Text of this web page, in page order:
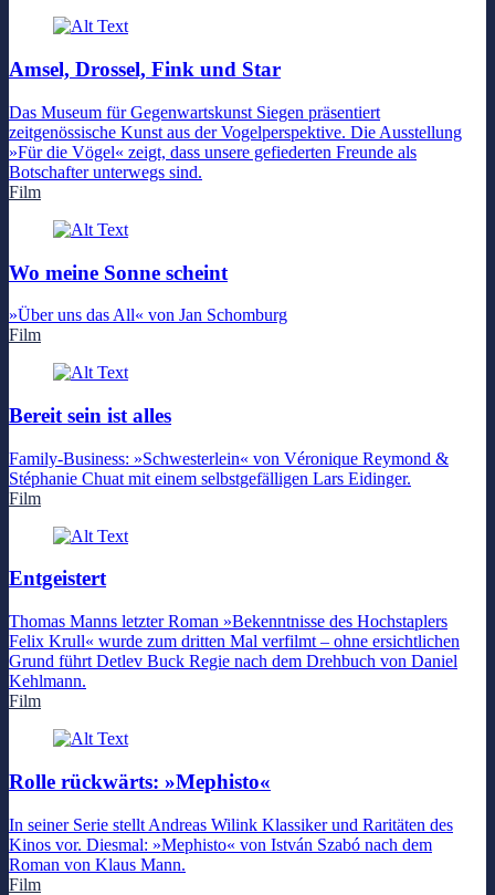
Amsel, Drossel, Fink und Star
Das Museum für Gegenwartskunst Siegen präsentiert
zeitgenössische Kunst aus der Vogelperspektive. Die Ausstellung
»Für die Vögel« zeigt, dass unsere gefiederten Freunde als
Botschafter unterwegs sind.
Film
Wo meine Sonne scheint
»Über uns das All« von Jan Schomburg
Film
Bereit sein ist alles
Family-Business: »Schwesterlein« von Véronique Reymond &
Stéphanie Chuat mit einem selbstgefälligen Lars Eidinger.
Film
Entgeistert
Thomas Manns letzter Roman »Bekenntnisse des Hochstaplers
Felix Krull« wurde zum dritten Mal verfilmt – ohne ersichtlichen
Grund führt Detlev Buck Regie nach dem Drehbuch von Daniel
Kehlmann.
Film
Rolle rückwärts: »Mephisto«
In seiner Serie stellt Andreas Wilink Klassiker und Raritäten des
Kinos vor. Diesmal: »Mephisto« von István Szabó nach dem
Roman von Klaus Mann.
Film